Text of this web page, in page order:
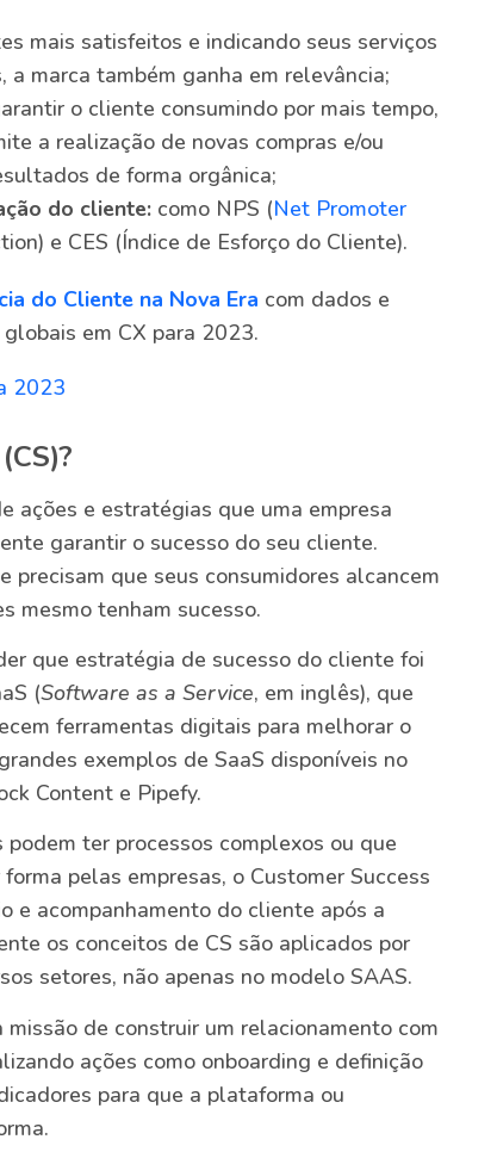
mais satisfeitos e indicando seus serviços
a marca também ganha em relevância;
o cliente consumindo por mais tempo,
a realização de novas compras e/ou
de forma orgânica;
do cliente: como NPS (Net Promoter
e CES (Índice de Esforço do Cliente).
do Cliente na Nova Era com dados e
em CX para 2023.
ações e estratégias que uma empresa
garantir o sucesso do seu cliente.
precisam que seus consumidores alcancem
mesmo tenham sucesso.
que estratégia de sucesso do cliente foi
(Software as a Service, em inglês), que
ferramentas digitais para melhorar o
exemplos de SaaS disponíveis no
Content e Pipefy.
ter processos complexos ou que
pelas empresas, o Customer Success
e acompanhamento do cliente após a
os conceitos de CS são aplicados por
setores, não apenas no modelo SAAS.
de construir um relacionamento com
ações como onboarding e definição
para que a plataforma ou